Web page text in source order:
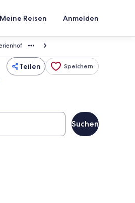
Meine Reisen Anmelden
Teilen Speichern
Suchen